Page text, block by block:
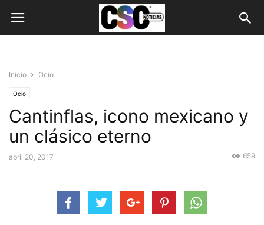
Inicio Ocio
Ocio
Cantinflas, icono mexicano y
un clásico eterno
abril 20, 2017 659